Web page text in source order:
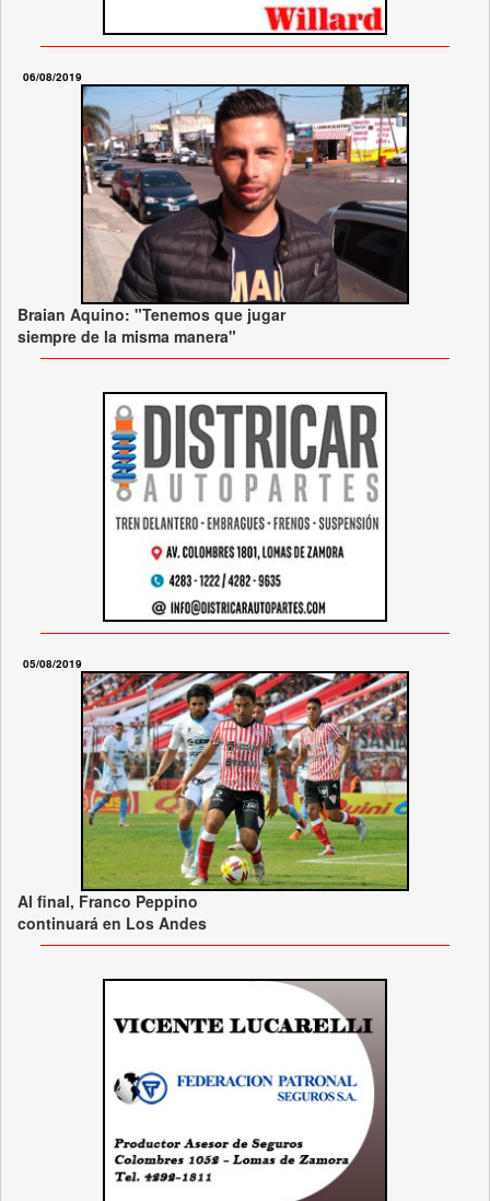
06/08/2019
Braian Aquino: "Tenemos que jugar
siempre de la misma manera"
05/08/2019
Al final, Franco Peppino
continuará en Los Andes